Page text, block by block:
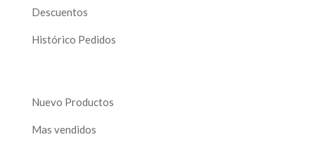
Descuentos
Histórico Pedidos
Nuevo Productos
Mas vendidos